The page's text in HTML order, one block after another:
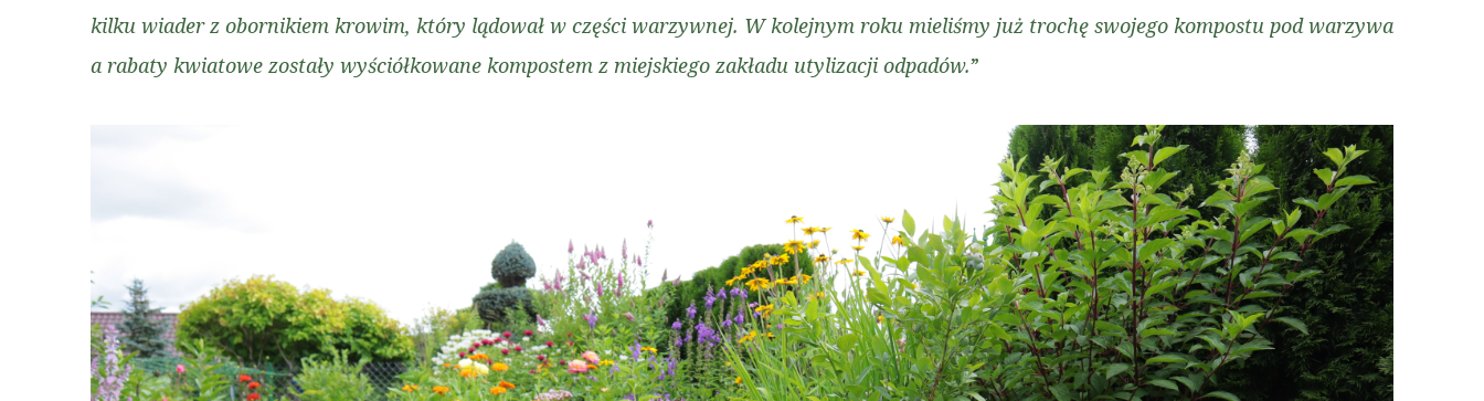
kilku wiader z obornikiem krowim, który lądował w części warzywnej. W kolejnym roku mieliśmy już trochę swojego kompostu pod warzywa
a rabaty kwiatowe zostały wyściółkowane kompostem z miejskiego zakładu utylizacji odpadów.”